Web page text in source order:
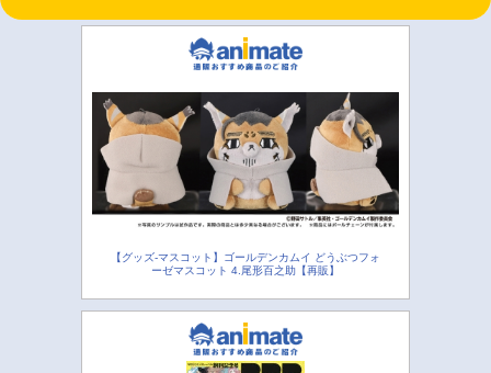
【グッズ-マスコット】ゴールデンカムイ どうぶつフォ
ーゼマスコット 4.尾形百之助【再販】